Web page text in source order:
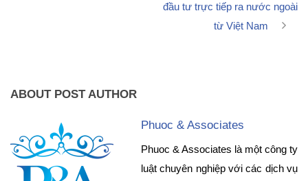
đầu tư trực tiếp ra nước ngoài
từ Việt Nam
ABOUT POST AUTHOR
Phuoc & Associates
Phuoc & Associates là một công ty
luật chuyên nghiệp với các dịch vụ